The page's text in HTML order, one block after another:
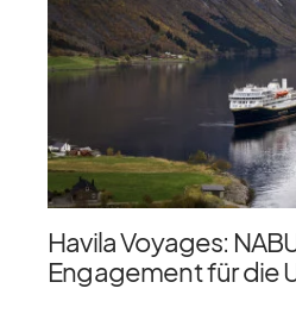
Havila Voyages:
Engagement für die